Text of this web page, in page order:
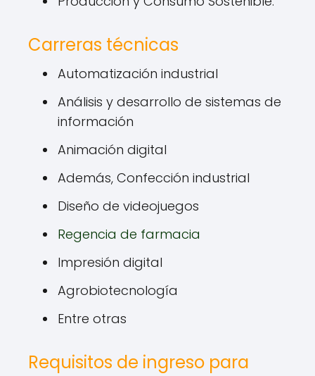
Carreras técnicas
Automatización industrial
Análisis y desarrollo de sistemas de
información
Animación digital
Además, Confección industrial
Diseño de videojuegos
Regencia de farmacia
Impresión digital
Agrobiotecnología
Entre otras
Requisitos de ingreso para